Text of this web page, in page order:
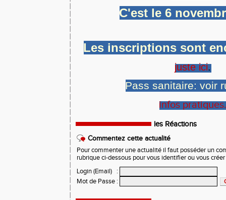
C'est le 6
Les inscriptions sont
juste ici.
Pass sanitaire: voir
infos
les Réactions
Commentez cette actualité
Pour commenter une actualité il faut posséder un
rubrique ci-dessous pour vous identifier ou vous
Login (Email)
:
Mot de Passe :